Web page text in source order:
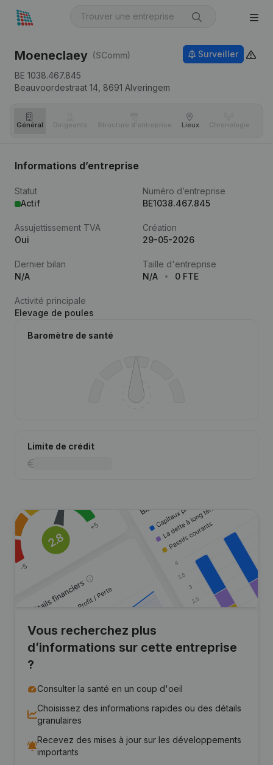
Moeneclaey (SComm)
BE 1038.467.845
Beauvoordestraat 14, 8691 Alveringem
Surveiller
Général Dirigeants Structure d'entreprise Lieux Chronologie
Informations d’entreprise
Statut
Actif
Numéro d’entreprise
BE1038.467.845
Assujettissement TVA
Oui
Création
29-05-2026
Dernier bilan
N/A
Taille d'entreprise
N/A
0 FTE
Activité principale
Elevage de poules
Baromètre de santé
Limite de crédit
Vous recherchez plus
d’informations sur cette entreprise
?
Consulter la santé en un coup d'oeil
Choisissez des informations rapides ou des détails
granulaires
Recevez des mises à jour sur les développements
importants